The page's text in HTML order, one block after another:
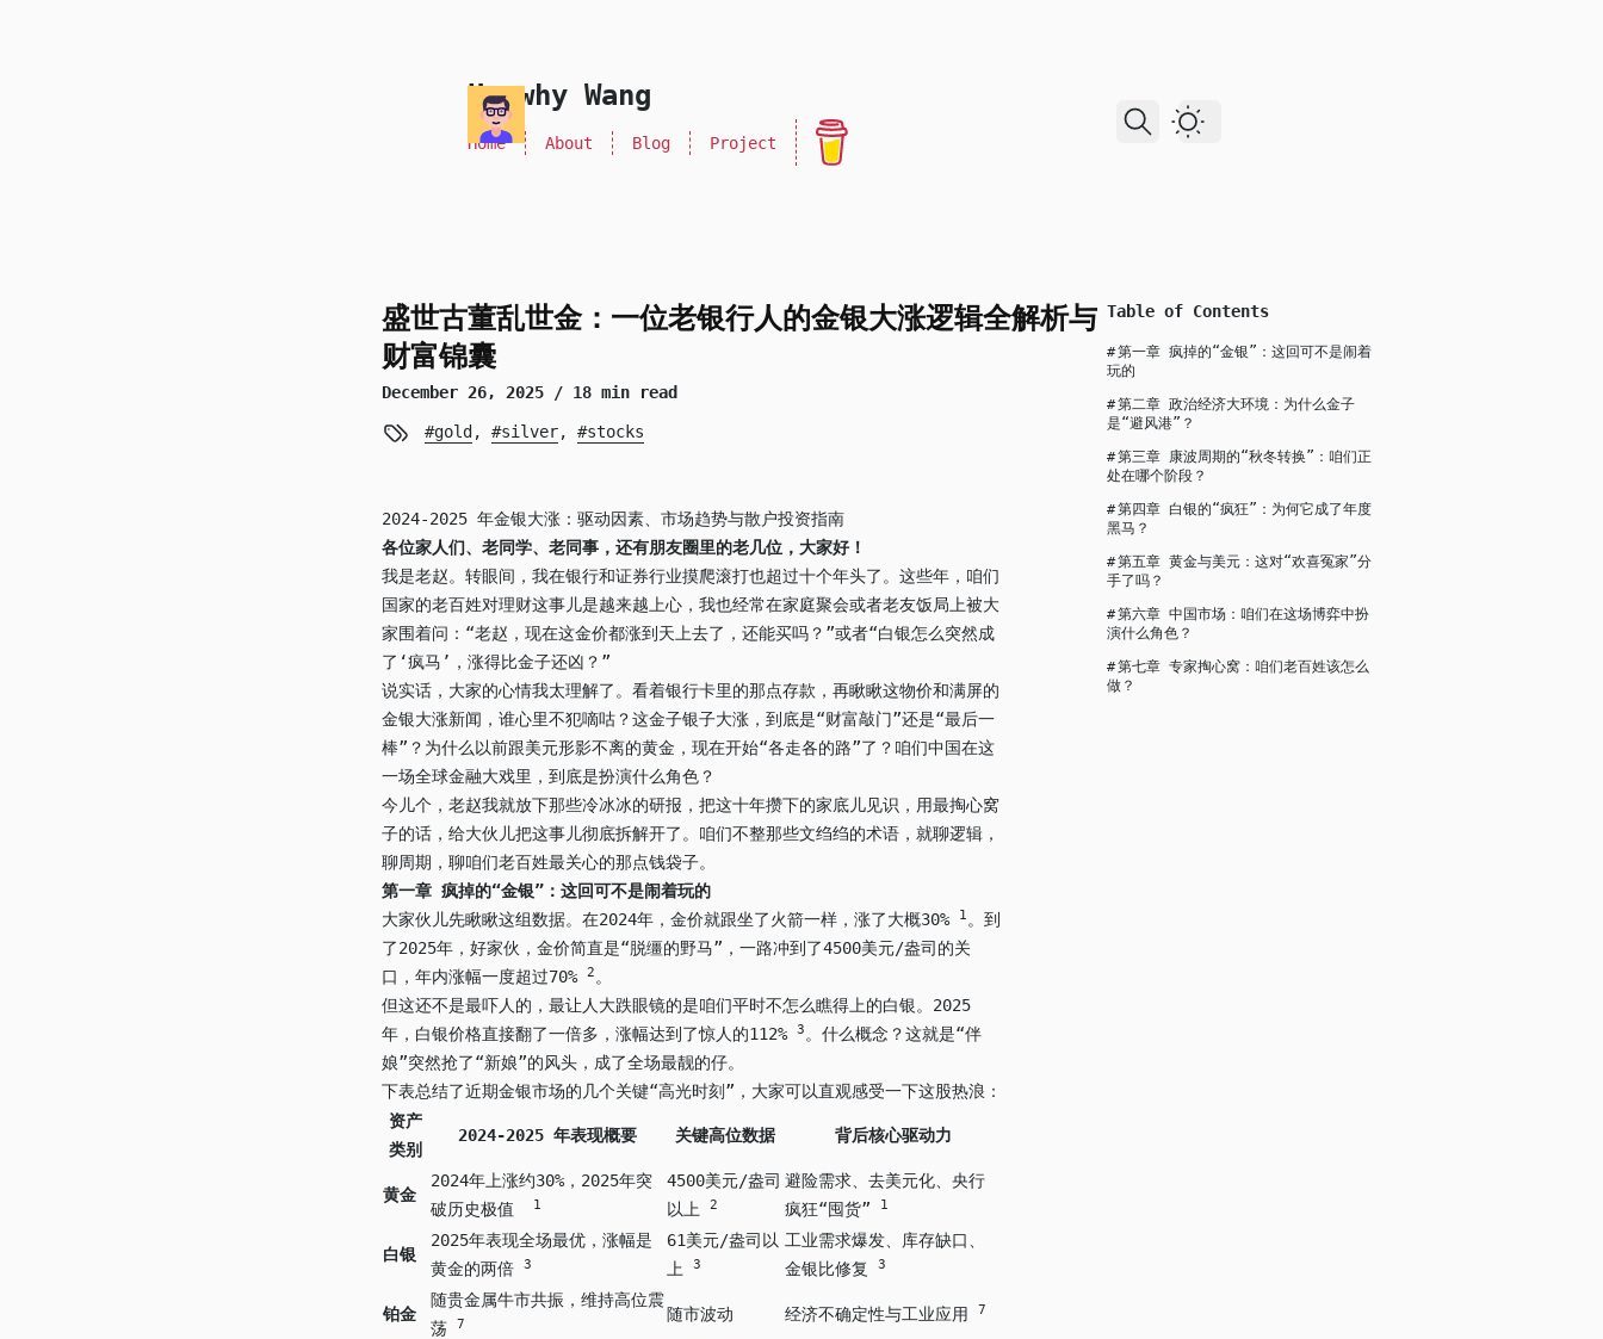
skip to contentHonwhy Wang
Home About Blog Project
Dark Theme
Table of Contents
#第一章 疯掉的“金银”：这回可不是闹着
玩的
#第二章 政治经济大环境：为什么金子
是“避风港”？
#第三章 康波周期的“秋冬转换”：咱们正
处在哪个阶段？
#第四章 白银的“疯狂”：为何它成了年度
黑马？
#第五章 黄金与美元：这对“欢喜冤家”分
手了吗？
#第六章 中国市场：咱们在这场博弈中扮
演什么角色？
#第七章 专家掏心窝：咱们老百姓该怎么
做？
盛世古董乱世金：一位老银行人的金银大涨逻辑全解析与
财富锦囊
December 26, 2025 / 18 min read
gold , silver, stocks
2024-2025 年金银大涨：驱动因素、市场趋势与散户投资指南
各位家人们、老同学、老同事，还有朋友圈里的老几位，大家好！
我是老赵。转眼间，我在银行和证券行业摸爬滚打也超过十个年头了。这些年，咱们
国家的老百姓对理财这事儿是越来越上心，我也经常在家庭聚会或者老友饭局上被大
家围着问：“老赵，现在这金价都涨到天上去了，还能买吗？”或者“白银怎么突然成
了‘疯马’，涨得比金子还凶？”
说实话，大家的心情我太理解了。看着银行卡里的那点存款，再瞅瞅这物价和满屏的
金银大涨新闻，谁心里不犯嘀咕？这金子银子大涨，到底是“财富敲门”还是“最后一
棒”？为什么以前跟美元形影不离的黄金，现在开始“各走各的路”了？咱们中国在这
一场全球金融大戏里，到底是扮演什么角色？
今儿个，老赵我就放下那些冷冰冰的研报，把这十年攒下的家底儿见识，用最掏心窝
子的话，给大伙儿把这事儿彻底拆解开了。咱们不整那些文绉绉的术语，就聊逻辑，
聊周期，聊咱们老百姓最关心的那点钱袋子。
第一章 疯掉的“金银”：这回可不是闹着玩的
大家伙儿先瞅瞅这组数据。在2024年，金价就跟坐了火箭一样，涨了大概30%
1 。到
了2025年，好家伙，金价简直是“脱缰的野马”，一路冲到了4500美元/盎司的关
口，年内涨幅一度超过70%
2 。
但这还不是最吓人的，最让人大跌眼镜的是咱们平时不怎么瞧得上的白银。2025
年，白银价格直接翻了一倍多，涨幅达到了惊人的112%
3 。什么概念？这就是“伴
娘”突然抢了“新娘”的风头，成了全场最靓的仔。
下表总结了近期金银市场的几个关键“高光时刻”，大家可以直观感受一下这股热浪：
资产
类别
2024-2025 年表现概要 关键高位数据 背后核心驱动力
黄金
2024年上涨约30%，2025年突
破历史极值
1
4500美元/盎司
以上
2
避险需求、去美元化、央行
疯狂“囤货”
1
白银
2025年表现全场最优，涨幅是
黄金的两倍
3
61美元/盎司以
上
3
工业需求爆发、库存缺口、
金银比修复
3
铂金
随贵金属牛市共振，维持高位震
荡
7 随市波动 经济不确定性与工业应用 7